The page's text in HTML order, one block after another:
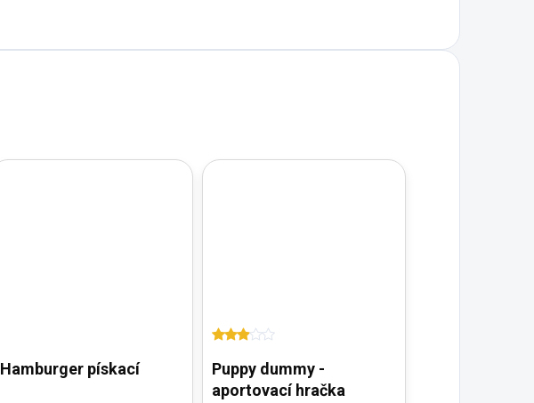
Hamburger pískací
Puppy dummy -
aportovací hračka